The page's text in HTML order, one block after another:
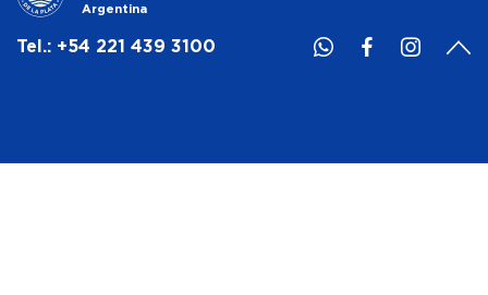
Argentina
Tel.: +54 221 439 3100